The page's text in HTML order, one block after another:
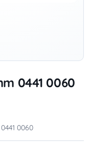
0441 0060
0060